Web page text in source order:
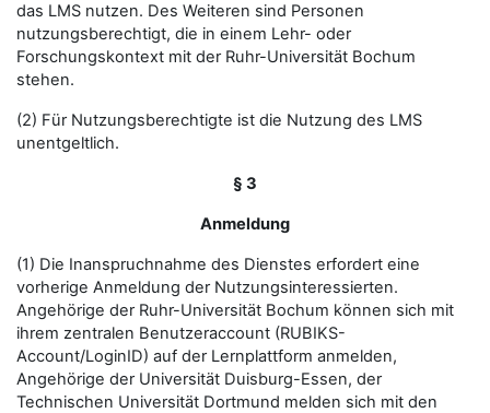
das LMS nutzen. Des Weiteren sind Personen
nutzungsberechtigt, die in einem Lehr- oder
Forschungskontext mit der Ruhr-Universität Bochum
stehen.
(2) Für Nutzungsberechtigte ist die Nutzung des LMS
unentgeltlich.
§ 3
Anmeldung
(1) Die Inanspruchnahme des Dienstes erfordert eine
vorherige Anmeldung der Nutzungsinteressierten.
Angehörige der Ruhr-Universität Bochum können sich mit
ihrem zentralen Benutzeraccount (RUBIKS-
Account/LoginID) auf der Lernplattform anmelden,
Angehörige der Universität Duisburg-Essen, der
Technischen Universität Dortmund melden sich mit den